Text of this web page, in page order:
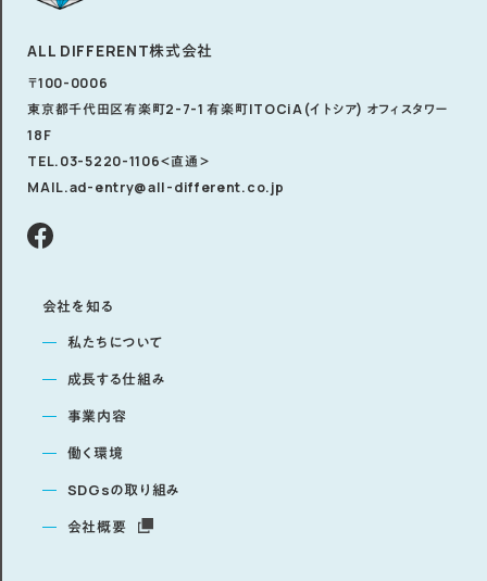
ALL DIFFERENT株式会社
〒100-0006
東京都千代田区有楽町2-7-1 有楽町ITOCiA(イトシア) オフィスタワー
18F
TEL.03-5220-1106＜直通＞
MAIL.ad-entry@all-different.co.jp
会社を知る
私たちについて
成長する仕組み
事業内容
働く環境
SDGsの取り組み
会社概要